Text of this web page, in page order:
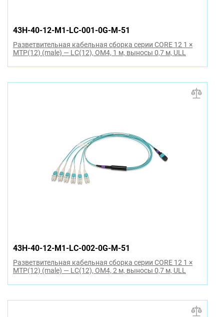
43H-40-12-M1-LC-001-0G-M-51
Разветвительная кабельная сборка серии CORE 12 1 ×
MTP(12) (male) — LC(12), OM4, 1 м, выносы 0,7 м, ULL
43H-40-12-M1-LC-002-0G-M-51
Разветвительная кабельная сборка серии CORE 12 1 ×
MTP(12) (male) — LC(12), OM4, 2 м, выносы 0,7 м, ULL